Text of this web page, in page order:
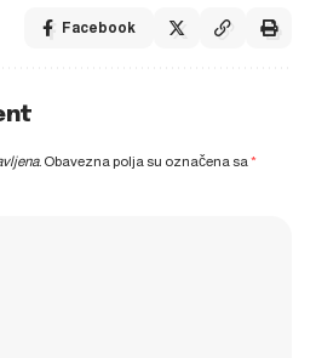
Facebook
Obavezna polja su označena sa*